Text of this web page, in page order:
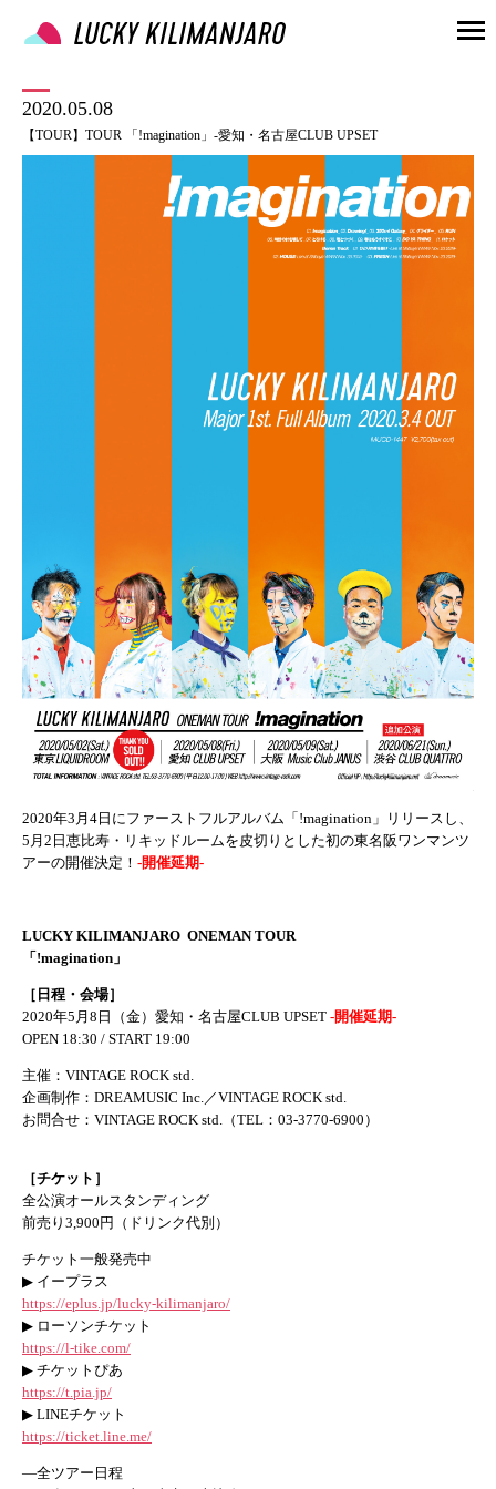
2020.05.08
【TOUR】TOUR 「!magination」-愛知・名古屋CLUB UPSET
2020年3月4日にファーストフルアルバム「!magination」リリースし、
5月2日恵比寿・リキッドルームを皮切りとした初の東名阪ワンマンツ
アーの開催決定！ -開催延期-
LUCKY KILIMANJARO ONEMAN TOUR
「!magination」
［日程・会場］
2020年5月8日（金）愛知・名古屋CLUB UPSET -開催延期-
OPEN 18:30 / START 19:00
主催：VINTAGE ROCK std.
企画制作：DREAMUSIC Inc.／VINTAGE ROCK std.
お問合せ：VINTAGE ROCK std.（TEL：03-3770-6900）
［チケット］
全公演オールスタンディング
前売り3,900円（ドリンク代別）
チケット一般発売中
▶ イープラス
https://eplus.jp/lucky-kilimanjaro/
▶ ローソンチケット
https://l-tike.com/
▶ チケットぴあ
https://t.pia.jp/
▶ LINEチケット
https://ticket.line.me/
—全ツアー日程